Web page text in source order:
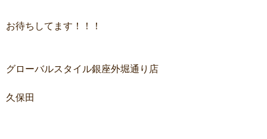
お待ちしてます！！！
グローバルスタイル銀座外堀通り店
久保田